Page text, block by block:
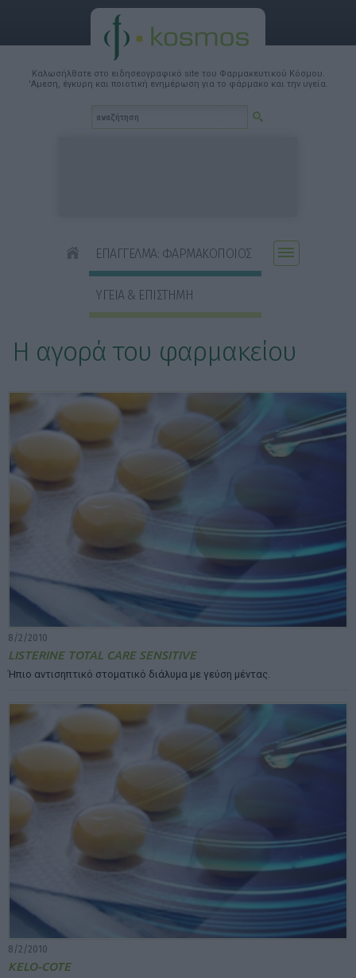
Καλωσήλθατε στο ειδησεογραφικό site του Φαρμακευτικού Κόσμου.
'Αμεση, έγκυρη και ποιοτική ενημέρωση για το φάρμακο και την υγεία.
ΕΠΑΓΓΕΛΜΑ: ΦΑΡΜΑΚΟΠΟΙΟΣ
ΥΓΕΙΑ & ΕΠΙΣΤΗΜΗ
Η αγορά του φαρμακείου
ΕΠΙΛΟΓΕΣ ΕΜΦΑΝΙΣΗΣ ΑΡΘΡΩΝ:
8/2/2010
LISTERINE TOTAL CARE SENSITIVE
Ήπιο αντισηπτικό στοµατικό διάλυµα µε γεύση µέντας.
8/2/2010
KELO-COTE